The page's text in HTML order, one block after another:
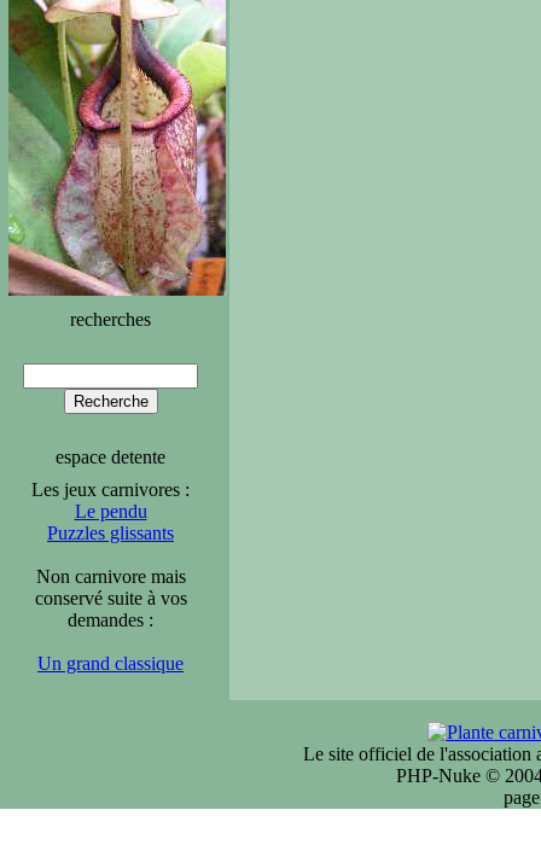
recherches
espace detente
Les jeux carnivores :
Le pendu
Puzzles glissants
Non carnivore mais
conservé suite à vos
demandes :
Un grand classique
Le site officiel de l'association
PHP-Nuke ©